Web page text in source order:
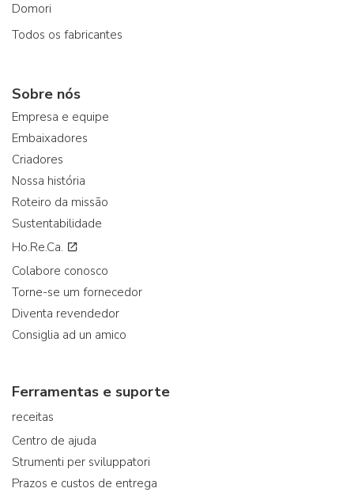
Domori
Todos os fabricantes
Sobre nós
Empresa e equipe
Embaixadores
Criadores
Nossa história
Roteiro da missão
Sustentabilidade
Ho.Re.Ca.
Colabore conosco
Torne-se um fornecedor
Diventa revendedor
Consiglia ad un amico
Ferramentas e suporte
receitas
Centro de ajuda
Strumenti per sviluppatori
Prazos e custos de entrega